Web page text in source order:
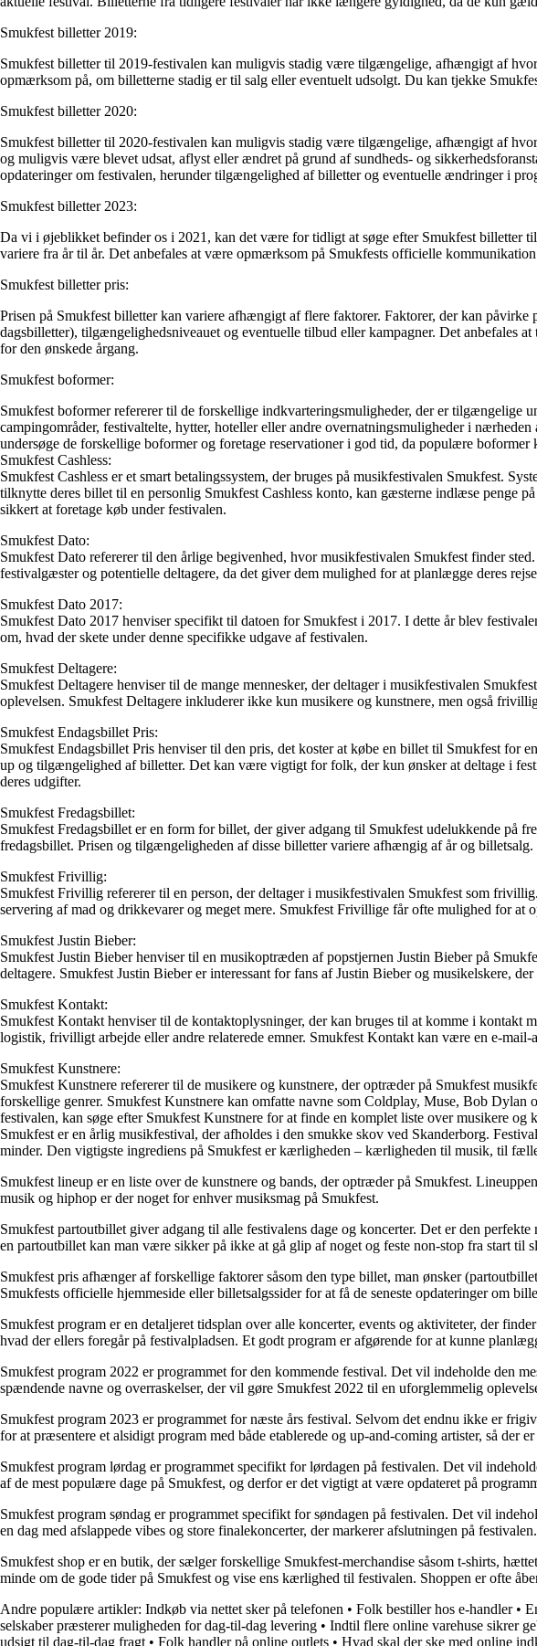
Smukfest billetter 2019:
Smukfest billetter til 2019-festivalen kan muligvis stadig være tilgængelige, afhængigt af
opmærksom på, om billetterne stadig er til salg eller eventuelt udsolgt. Du kan tjekke
Smukfest billetter 2020:
Smukfest billetter til 2020-festivalen kan muligvis stadig være tilgængelige, afhængigt af
og muligvis være blevet udsat, aflyst eller ændret på grund af sundheds- og
opdateringer om festivalen, herunder tilgængelighed af billetter og eventuelle ændringer i
Smukfest billetter 2023:
Da vi i øjeblikket befinder os i 2021, kan det være for tidligt at søge efter Smukfest billetter
variere fra år til år. Det anbefales at være opmærksom på Smukfests officielle
Smukfest billetter pris:
Prisen på Smukfest billetter kan variere afhængigt af flere faktorer. Faktorer, der kan
dagsbilletter), tilgængelighedsniveauet og eventuelle tilbud eller kampagner. Det anbefales
for den ønskede årgang.
Smukfest boformer:
Smukfest boformer refererer til de forskellige indkvarteringsmuligheder, der er
campingområder, festivaltelte, hytter, hoteller eller andre overnatningsmuligheder i
undersøge de forskellige boformer og foretage reservationer i god tid, da populære boformer
Smukfest Cashless:
Smukfest Cashless er et smart betalingssystem, der bruges på musikfestivalen Smukfest.
tilknytte deres billet til en personlig Smukfest Cashless konto, kan gæsterne indlæse penge
sikkert at foretage køb under festivalen.
Smukfest Dato:
Smukfest Dato refererer til den årlige begivenhed, hvor musikfestivalen Smukfest finder
festivalgæster og potentielle deltagere, da det giver dem mulighed for at planlægge deres
Smukfest Dato 2017:
Smukfest Dato 2017 henviser specifikt til datoen for Smukfest i 2017. I dette år blev
om, hvad der skete under denne specifikke udgave af festivalen.
Smukfest Deltagere:
Smukfest Deltagere henviser til de mange mennesker, der deltager i musikfestivalen
oplevelsen. Smukfest Deltagere inkluderer ikke kun musikere og kunstnere, men også
Smukfest Endagsbillet Pris:
Smukfest Endagsbillet Pris henviser til den pris, det koster at købe en billet til Smukfest for
up og tilgængelighed af billetter. Det kan være vigtigt for folk, der kun ønsker at deltage i
deres udgifter.
Smukfest Fredagsbillet:
Smukfest Fredagsbillet er en form for billet, der giver adgang til Smukfest udelukkende på
fredagsbillet. Prisen og tilgængeligheden af ​​disse billetter variere afhængig af år og billetsalg.
Smukfest Frivillig:
Smukfest Frivillig refererer til en person, der deltager i musikfestivalen Smukfest som
servering af mad og drikkevarer og meget mere. Smukfest Frivillige får ofte mulighed for at
Smukfest Justin Bieber:
Smukfest Justin Bieber henviser til en musikoptræden af popstjernen Justin Bieber på
deltagere. Smukfest Justin Bieber er interessant for fans af Justin Bieber og musikelskere,
Smukfest Kontakt:
Smukfest Kontakt henviser til de kontaktoplysninger, der kan bruges til at komme i kontakt
logistik, frivilligt arbejde eller andre relaterede emner. Smukfest Kontakt kan være en e-
Smukfest Kunstnere:
Smukfest Kunstnere refererer til de musikere og kunstnere, der optræder på Smukfest
forskellige genrer. Smukfest Kunstnere kan omfatte navne som Coldplay, Muse, Bob Dylan
festivalen, kan søge efter Smukfest Kunstnere for at finde en komplet liste over musikere og
Smukfest er en årlig musikfestival, der afholdes i den smukke skov ved Skanderborg.
minder. Den vigtigste ingrediens på Smukfest er kærligheden – kærligheden til musik, til
Smukfest lineup er en liste over de kunstnere og bands, der optræder på Smukfest.
musik og hiphop er der noget for enhver musiksmag på Smukfest.
Smukfest partoutbillet giver adgang til alle festivalens dage og koncerter. Det er den
en partoutbillet kan man være sikker på ikke at gå glip af noget og feste non-stop fra start til
Smukfest pris afhænger af forskellige faktorer såsom den type billet, man ønsker
Smukfests officielle hjemmeside eller billetsalgssider for at få de seneste opdateringer om
Smukfest program er en detaljeret tidsplan over alle koncerter, events og aktiviteter, der
hvad der ellers foregår på festivalpladsen. Et godt program er afgørende for at kunne
Smukfest program 2022 er programmet for den kommende festival. Det vil indeholde den
spændende navne og overraskelser, der vil gøre Smukfest 2022 til en uforglemmelig
Smukfest program 2023 er programmet for næste års festival. Selvom det endnu ikke er
for at præsentere et alsidigt program med både etablerede og up-and-coming artister, så der
Smukfest program lørdag er programmet specifikt for lørdagen på festivalen. Det vil
af de mest populære dage på Smukfest, og derfor er det vigtigt at være opdateret på
Smukfest program søndag er programmet specifikt for søndagen på festivalen. Det vil
en dag med afslappede vibes og store finalekoncerter, der markerer afslutningen på festivalen.
Smukfest shop er en butik, der sælger forskellige Smukfest-merchandise såsom t-shirts,
minde om de gode tider på Smukfest og vise ens kærlighed til festivalen. Shoppen er ofte
Andre populære artikler: Indkøb via nettet sker på telefonen • Folk bestiller hos e-handler•
selskaber præsterer muligheden for dag-til-dag levering • Indtil flere online varehuse sikrer
udsigt til dag-til-dag fragt • Folk handler på online outlets • Hvad skal der ske med online